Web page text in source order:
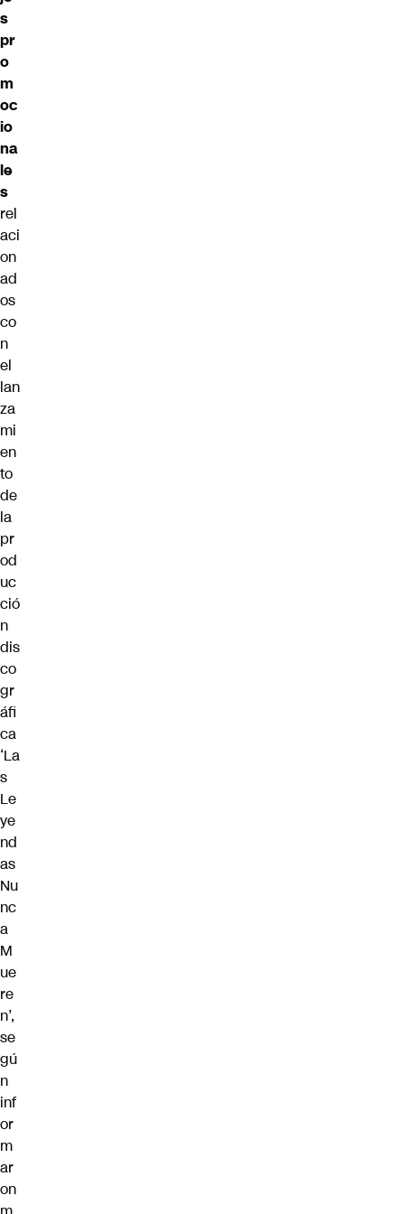
s
pr
o
m
oc
io
na
le
s
rel
aci
on
ad
os
co
n
el
lan
za
mi
en
to
de
la
pr
od
uc
ció
n
dis
co
gr
áfi
ca
‘La
s
Le
ye
nd
as
Nu
nc
a
M
ue
re
n’,
se
gú
n
inf
or
m
ar
on